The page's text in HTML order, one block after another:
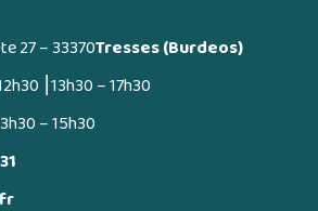
27 – 33370Tresses (Burdeos)
⎮13h30 – 17h30
– 15h30